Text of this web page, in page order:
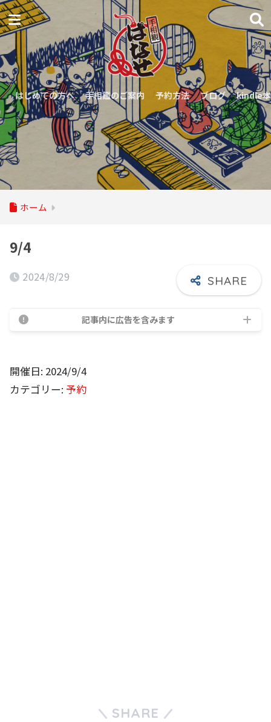
はじめての方へ 手相鑑のご案内 予約方法 ブログ kindle本
ホーム
9/4
2024/8/29
記事内に広告を含みます
開催日: 2024/9/4
カテゴリー: 予約
SHARE